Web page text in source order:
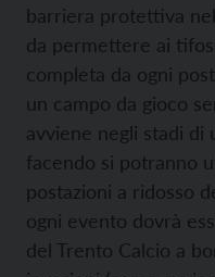
barriera protettiva
da permettere ai
completa da ogni
un campo da gioco
avviene negli stadi di
facendo si potranno
postazioni a ridosso
ogni evento dovrà
del Trento Calcio a